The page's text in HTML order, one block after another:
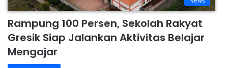
Rampung 100 Persen, Sekolah Rakyat
Gresik Siap Jalankan Aktivitas Belajar
Mengajar